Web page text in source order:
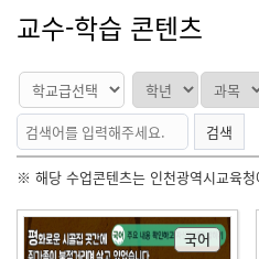
교수-학습 콘텐츠
검색
※ 해당 수업콘텐츠는 인천광역시교육
국어